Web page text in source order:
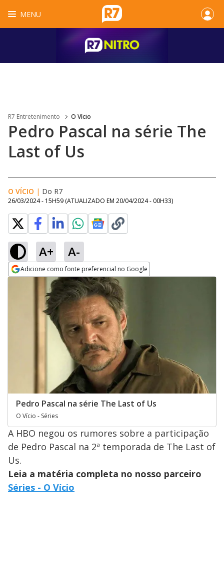
MENU
R7 Entretenimento O Vício
Pedro Pascal na série The
Last of Us
O VÍCIO | Do R7
26/03/2024 - 15H59 (ATUALIZADO EM 20/04/2024 - 00H33)
A+ A-
Adicione como fonte preferencial no Google
Opens in new window
Pedro Pascal na série The Last of Us
O Vício - Séries
A HBO negou os rumores sobre a participação
de Pedro Pascal na 2ª temporada de The Last of
Us.
Leia a matéria completa no nosso parceiro
Séries - O Vício